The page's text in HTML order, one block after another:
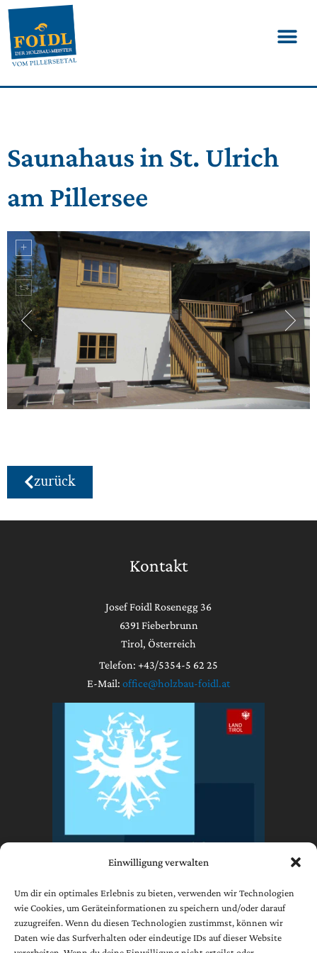
Einwilligung verwalten
Um dir ein optimales Erlebnis zu bieten, verwenden wir Technologien
wie Cookies, um Geräteinformationen zu speichern und/oder darauf
zuzugreifen. Wenn du diesen Technologien zustimmst, können wir
Daten wie das Surfverhalten oder eindeutige IDs auf dieser Website
Saunahaus in St. Ulrich
am Pillersee
zurück
Kontakt
Josef Foidl Rosenegg 36
6391 Fieberbrunn
Tirol, Österreich
Telefon: +43/5354-5 62 25
E-Mail: office@holzbau-foidl.at
Impressum
Datenschutzerklärung